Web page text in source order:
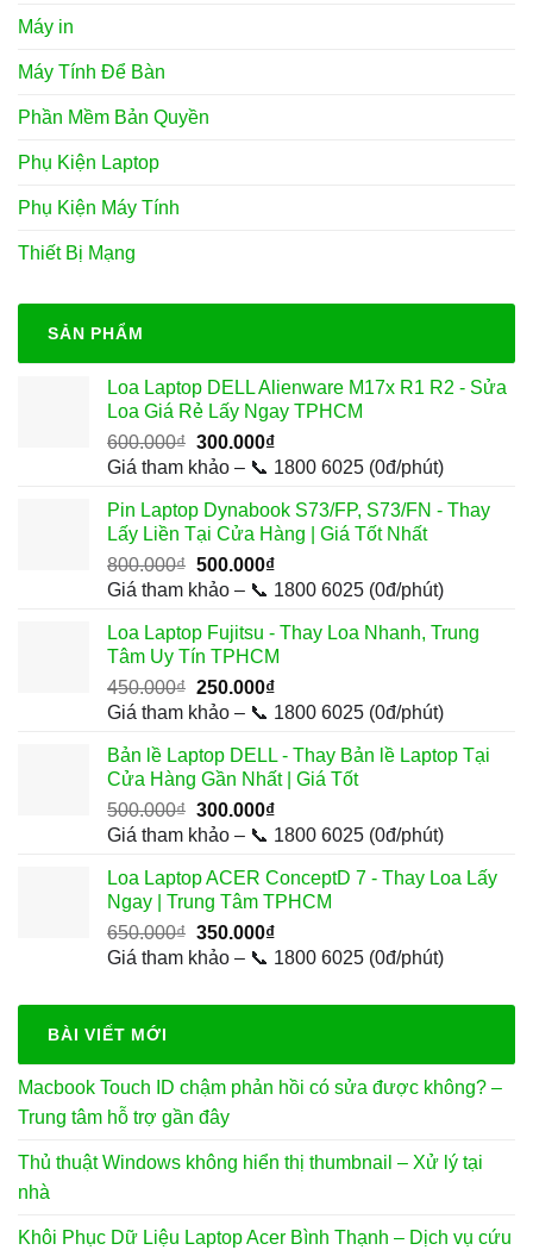
Máy in
Máy Tính Để Bàn
Phần Mềm Bản Quyền
Phụ Kiện Laptop
Phụ Kiện Máy Tính
Thiết Bị Mạng
SẢN PHẨM
Loa Laptop DELL Alienware M17x R1 R2 - Sửa
Loa Giá Rẻ Lấy Ngay TPHCM
600.000₫ Giá
gốc
600.000₫.
300.000₫Giá
hiện
là:
300.000₫.
Giá tham khảo – 📞 1800 6025 (0đ/phút)
Pin Laptop Dynabook S73/FP, S73/FN - Thay
Lấy Liền Tại Cửa Hàng | Giá Tốt Nhất
800.000₫ Giá
gốc
800.000₫.
500.000₫Giá
hiện
là:
500.000₫.
Giá tham khảo – 📞 1800 6025 (0đ/phút)
Loa Laptop Fujitsu - Thay Loa Nhanh, Trung
Tâm Uy Tín TPHCM
450.000₫ Giá
gốc
450.000₫.
250.000₫Giá
hiện
là:
250.000₫.
Giá tham khảo – 📞 1800 6025 (0đ/phút)
Bản lề Laptop DELL - Thay Bản lề Laptop Tại
Cửa Hàng Gần Nhất | Giá Tốt
500.000₫ Giá
gốc
500.000₫.
300.000₫Giá
hiện
là:
300.000₫.
Giá tham khảo – 📞 1800 6025 (0đ/phút)
Loa Laptop ACER ConceptD 7 - Thay Loa Lấy
Ngay | Trung Tâm TPHCM
650.000₫ Giá
gốc
650.000₫.
350.000₫Giá
hiện
là:
Giá tham khảo – 📞 1800 6025 (0đ/phút)
BÀI VIẾT MỚI
Macbook Touch ID chậm phản hồi có sửa được không? –
Trung tâm hỗ trợ gần đây
Thủ thuật Windows không hiển thị thumbnail – Xử lý tại
nhà
Khôi Phục Dữ Liệu Laptop Acer Bình Thạnh – Dịch vụ cứu